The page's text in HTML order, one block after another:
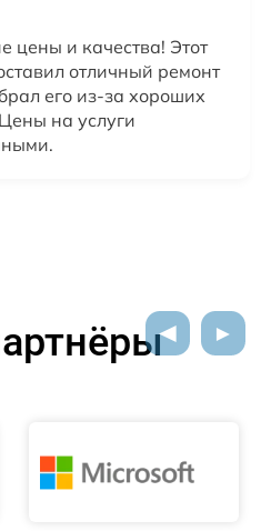
цены и качества! Этот
отличный ремонт
его из-за хороших
на услуги